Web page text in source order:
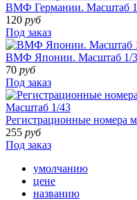
ВМФ Германии. Масштаб
120 руб
Под заказ
ВМФ Японии. Масштаб 1/
70 руб
Под заказ
Регистрационные номера
255 руб
Под заказ
умолчанию
цене
названию